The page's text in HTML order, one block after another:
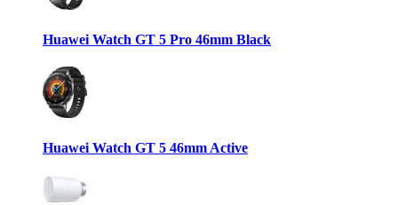
Huawei Watch GT 5 Pro 46mm Black
Huawei Watch GT 5 46mm Active